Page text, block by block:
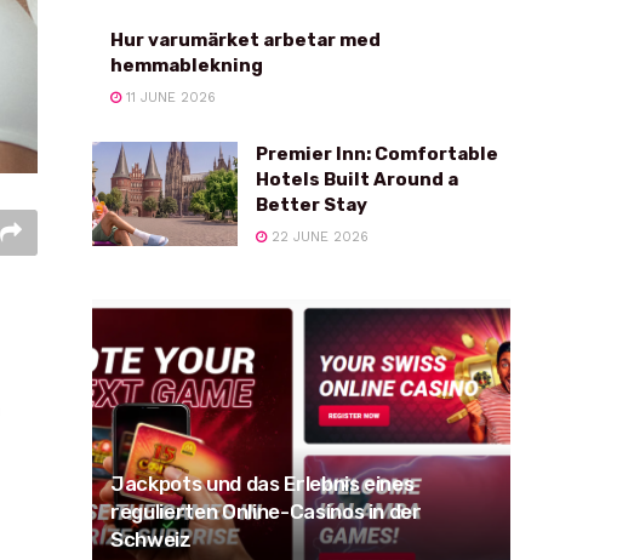
Hur varumärket arbetar med
hemmablekning
11 JUNE 2026
Premier Inn: Comfortable
Hotels Built Around a
Better Stay
22 JUNE 2026
Jackpots und das Erlebnis eines
regulierten Online-Casinos in der
Schweiz